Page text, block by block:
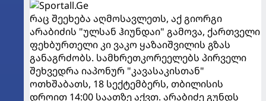
რაც შეეხება აღმოსავლეთს, აქ გიორგი
არაბიძის "ულსან ჰიუნდაი" გამოვა, ქართველი
ფეხბურთელი კი ვაკო ყაზაიშვილის გზას
განაგრძობს. სამხრეთკორეელებს პირველი
შეხვედრა იაპონურ "კავასაკისთან"
ოთხშაბათს, 18 სექტემბერს, თბილისის
დროით 14:00 საათზე აქვთ. არაბიძე გუნდს